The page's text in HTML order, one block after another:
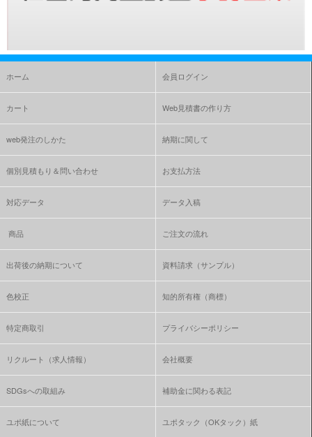
ホーム 会員ログイン
カート Web見積書の作り方
web発注のしかた 納期に関して
個別見積もり＆問い合わせ お支払方法
対応データ データ入稿
商品 ご注文の流れ
出荷後の納期について 資料請求（サンプル）
色校正 知的所有権（商標）
特定商取引 プライバシーポリシー
リクルート（求人情報） 会社概要
SDGsへの取組み 補助金に関わる表記
ユポ紙について ユポタック（OKタック）紙